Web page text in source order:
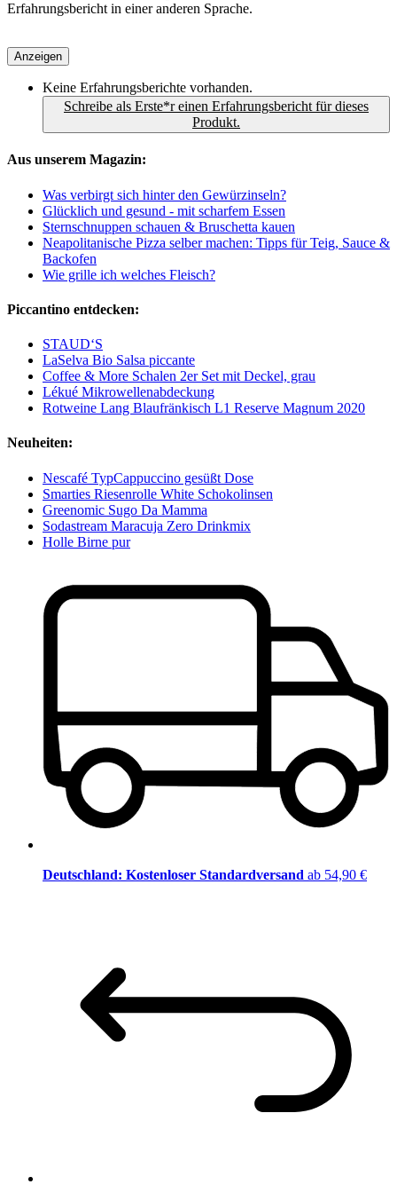
Erfahrungsbericht in einer anderen Sprache.
Anzeigen
Keine Erfahrungsberichte vorhanden.
Schreibe als Erste*r einen Erfahrungsbericht für dieses
Produkt.
Aus unserem Magazin:
Was verbirgt sich hinter den Gewürzinseln?
Glücklich und gesund - mit scharfem Essen
Sternschnuppen schauen & Bruschetta kauen
Neapolitanische Pizza selber machen: Tipps für Teig, Sauce &
Backofen
Wie grille ich welches Fleisch?
Piccantino entdecken:
STAUD‘S
LaSelva Bio Salsa piccante
Coffee & More Schalen 2er Set mit Deckel, grau
Lékué Mikrowellenabdeckung
Rotweine Lang Blaufränkisch L1 Reserve Magnum 2020
Neuheiten:
Nescafé TypCappuccino gesüßt Dose
Smarties Riesenrolle White Schokolinsen
Greenomic Sugo Da Mamma
Sodastream Maracuja Zero Drinkmix
Holle Birne pur
Deutschland: Kostenloser Standardversand ab 54,90 €